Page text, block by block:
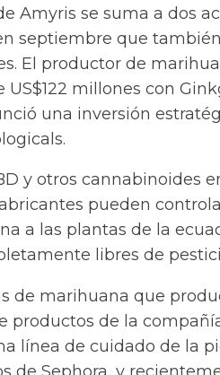
Amyris se suma a dos
septiembre que
El productor de
US$122 millones con
una inversión
y otros cannabinoides
pueden
a las plantas de la
libres de
de marihuana que
productos de la
línea de cuidado de la
de Sephora, y